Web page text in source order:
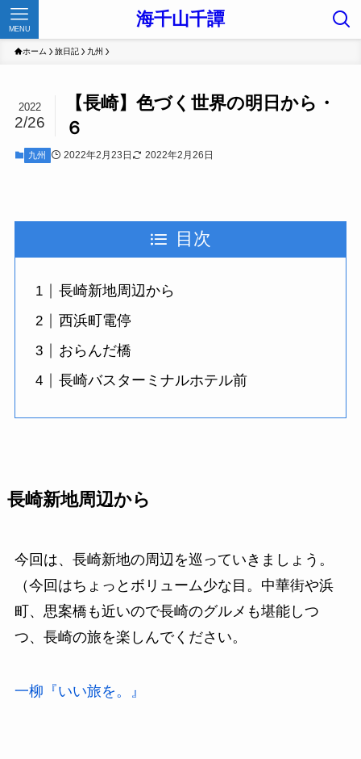
海千山千譚
MENU
ホーム 旅日記 九州
【長崎】色づく世界の明日から・
６
2022
2/26
九州 2022年2月23日 2022年2月26日
目次
長崎新地周辺から
西浜町電停
おらんだ橋
長崎バスターミナルホテル前
長崎新地周辺から
今回は、長崎新地の周辺を巡っていきましょう。
（今回はちょっとボリューム少な目。中華街や浜
町、思案橋も近いので長崎のグルメも堪能しつ
つ、長崎の旅を楽しんでください。
一柳『いい旅を。』